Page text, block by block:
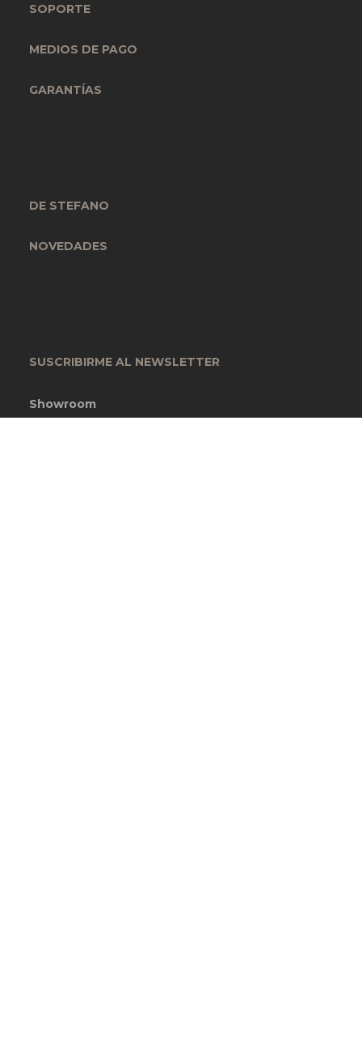
SOPORTE
MEDIOS DE PAGO
GARANTÍAS
DE STEFANO
NOVEDADES
SUSCRIBIRME AL NEWSLETTER
Showroom